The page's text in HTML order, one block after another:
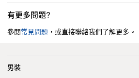
有更多問題?
參閱常見問題 ，或直接聯絡我們了解更多。
男裝